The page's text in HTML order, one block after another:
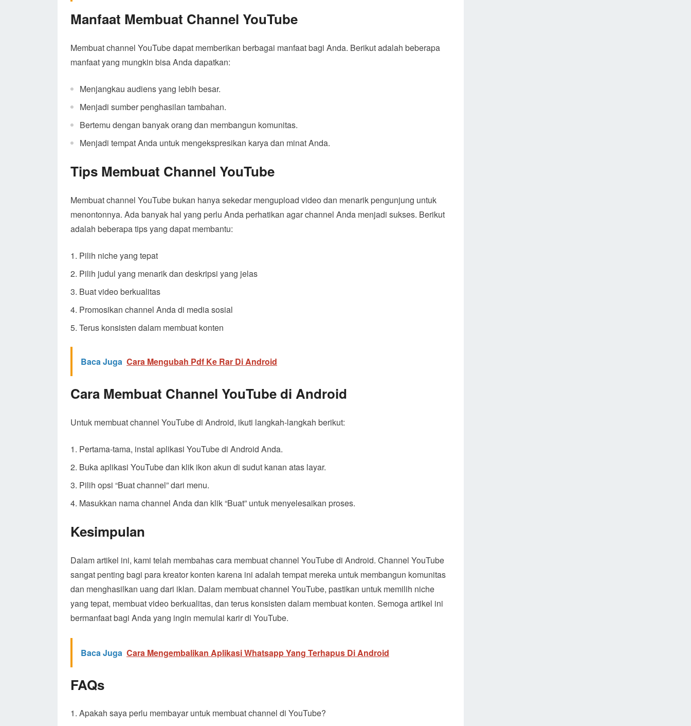
Manfaat Membuat Channel YouTube
Membuat channel YouTube dapat memberikan berbagai manfaat bagi Anda. Berikut adalah beberapa
manfaat yang mungkin bisa Anda dapatkan:
Menjangkau audiens yang lebih besar.
Menjadi sumber penghasilan tambahan.
Bertemu dengan banyak orang dan membangun komunitas.
Menjadi tempat Anda untuk mengekspresikan karya dan minat Anda.
Tips Membuat Channel YouTube
Membuat channel YouTube bukan hanya sekedar mengupload video dan menarik pengunjung untuk
menontonnya. Ada banyak hal yang perlu Anda perhatikan agar channel Anda menjadi sukses. Berikut
adalah beberapa tips yang dapat membantu:
Pilih niche yang tepat
Pilih judul yang menarik dan deskripsi yang jelas
Buat video berkualitas
Promosikan channel Anda di media sosial
Terus konsisten dalam membuat konten
Baca Juga Cara Mengubah Pdf Ke Rar Di Android
Cara Membuat Channel YouTube di Android
Untuk membuat channel YouTube di Android, ikuti langkah-langkah berikut:
Pertama-tama, instal aplikasi YouTube di Android Anda.
Buka aplikasi YouTube dan klik ikon akun di sudut kanan atas layar.
Pilih opsi “Buat channel” dari menu.
Masukkan nama channel Anda dan klik “Buat” untuk menyelesaikan proses.
Kesimpulan
Dalam artikel ini, kami telah membahas cara membuat channel YouTube di Android. Channel YouTube
sangat penting bagi para kreator konten karena ini adalah tempat mereka untuk membangun komunitas
dan menghasilkan uang dari iklan. Dalam membuat channel YouTube, pastikan untuk memilih niche
yang tepat, membuat video berkualitas, dan terus konsisten dalam membuat konten. Semoga artikel ini
bermanfaat bagi Anda yang ingin memulai karir di YouTube.
Baca Juga Cara Mengembalikan Aplikasi Whatsapp Yang Terhapus Di Android
FAQs
Apakah saya perlu membayar untuk membuat channel di YouTube?